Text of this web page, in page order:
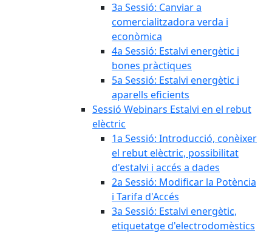
3a Sessió: Canviar a
comercialitzadora verda i
econòmica
4a Sessió: Estalvi energètic i
bones pràctiques
5a Sessió: Estalvi energètic i
aparells eficients
Sessió Webinars Estalvi en el rebut
elèctric
1a Sessió: Introducció, conèixer
el rebut elèctric, possibilitat
d'estalvi i accés a dades
2a Sessió: Modificar la Potència
i Tarifa d'Accés
3a Sessió: Estalvi energètic,
etiquetatge d'electrodomèstics